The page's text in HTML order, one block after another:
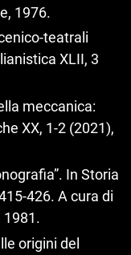
1976.
teatrali
XLII, 3
meccanica:
XX, 1‑2 (2021),
In Storia
A cura di
1981.
origini del